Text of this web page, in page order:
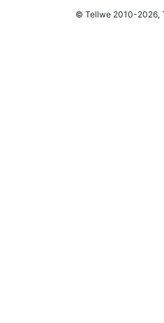
© Tellwe 2010-2026,